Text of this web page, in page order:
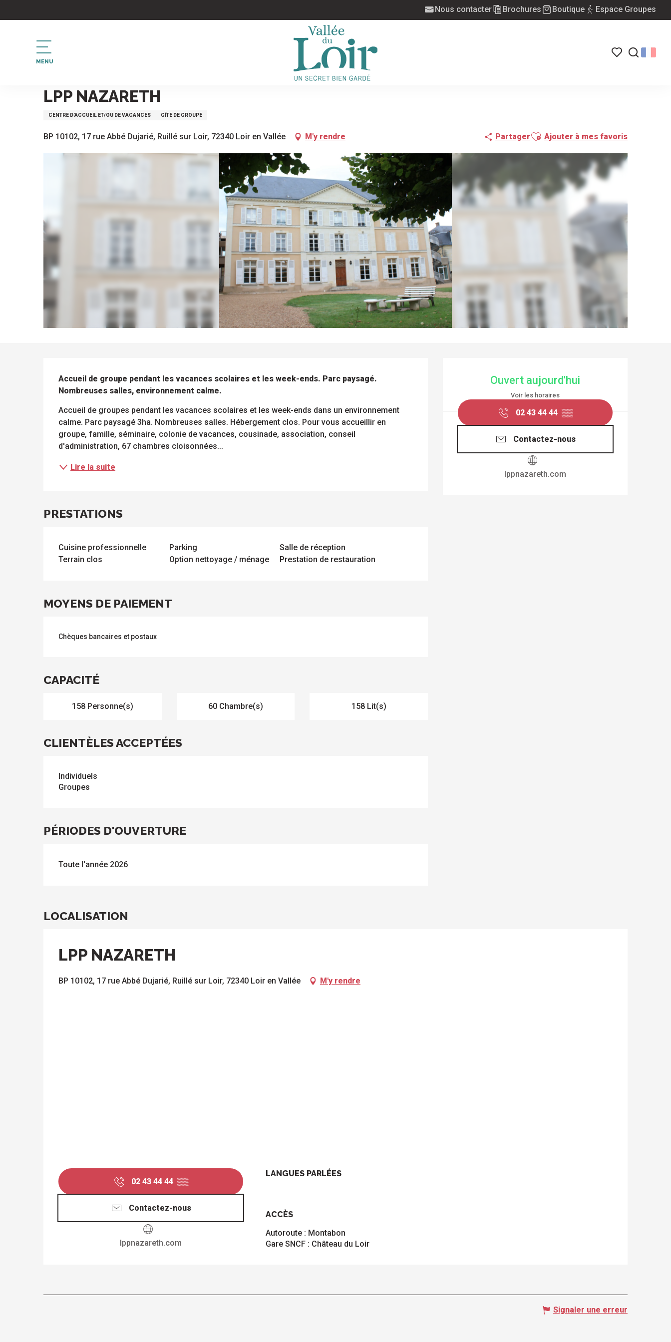
au
Nous contacter Brochures Boutique Espace Groupes
MENU
les
activités
Accueil
LPP NAZARETH
CENTRE D'ACCUEIL ET/OU DE VACANCES GÎTE DE GROUPE
BP 10102, 17 rue Abbé Dujarié, Ruillé sur Loir, 72340 Loir en Vallée M'y rendre PartagerAjouter aux favoris
Ajouter à mes favoris
OUVERTURE ET
Ouvert aujourd'hui
Voir les horaires
02 43 44 44 ▒▒
Contactez-nous
lppnazareth.com
DESCRIPTION
Accueil de groupe pendant les vacances scolaires et les week-ends. Parc paysagé.
Nombreuses salles, environnement calme.
Accueil de groupes pendant les vacances scolaires et les week-ends dans un environnement
calme. Parc paysagé 3ha. Nombreuses salles. Hébergement clos. Pour vous accueillir en
groupe, famille, séminaire, colonie de vacances, cousinade, association, conseil
d'administration, 67 chambres cloisonnées...
Lire la suite
PRESTATIONS
Cuisine professionnelle Parking
Salle de réception
Terrain clos
Option nettoyage / ménage Prestation de restauration
MOYENS DE PAIEMENT
Chèques bancaires et postaux
CAPACITÉ
158 Personne(s) 60 Chambre(s) 158 Lit(s)
CLIENTÈLES ACCEPTÉES
Individuels
Groupes
PÉRIODES D'OUVERTURE
Toute l'année 2026
LOCALISATION
LPP NAZARETH
BP 10102, 17 rue Abbé Dujarié, Ruillé sur Loir, 72340 Loir en Vallée M'y rendre
02 43 44 44 ▒▒
Contactez-nous
lppnazareth.com
LANGUES PARLÉES
LANGUES PARLÉES
ACCÈS
ACCÈS
Autoroute : Montabon
Gare SNCF : Château du Loir
Signaler une erreur